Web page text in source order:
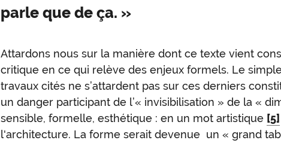
parle que de ça. »
Attardons nous sur la manière dont ce texte vient
critique en ce qui relève des enjeux formels. Le
travaux cités ne s’attardent pas sur ces derniers
un danger participant de l’« invisibilisation » de la «
sensible, formelle, esthétique : en un mot artistique [5]
l'architecture. La forme serait devenue un « grand